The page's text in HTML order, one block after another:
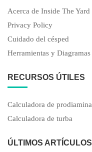
Acerca de Inside The Yard
Privacy Policy
Cuidado del césped
Herramientas y Diagramas
RECURSOS ÚTILES
Calculadora de prodiamina
Calculadora de turba
ÚLTIMOS ARTÍCULOS